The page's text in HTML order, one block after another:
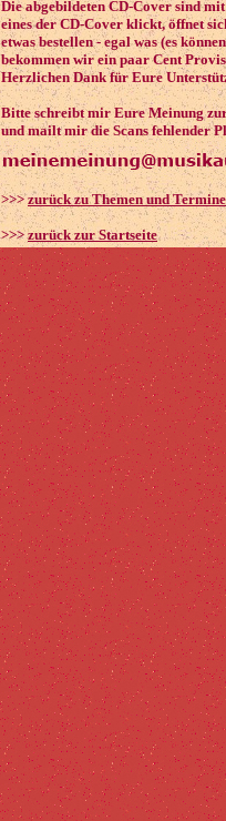
Die abgebildeten CD-Cover sind
eines der CD-Cover klickt, öffnet
etwas bestellen - egal was (es
bekommen wir ein paar Cent
Herzlichen Dank für Eure
Bitte schreibt mir Eure Meinung
und mailt mir die Scans fehlender
>>>zurück zu Themen und
>>>zurück zur Startseite